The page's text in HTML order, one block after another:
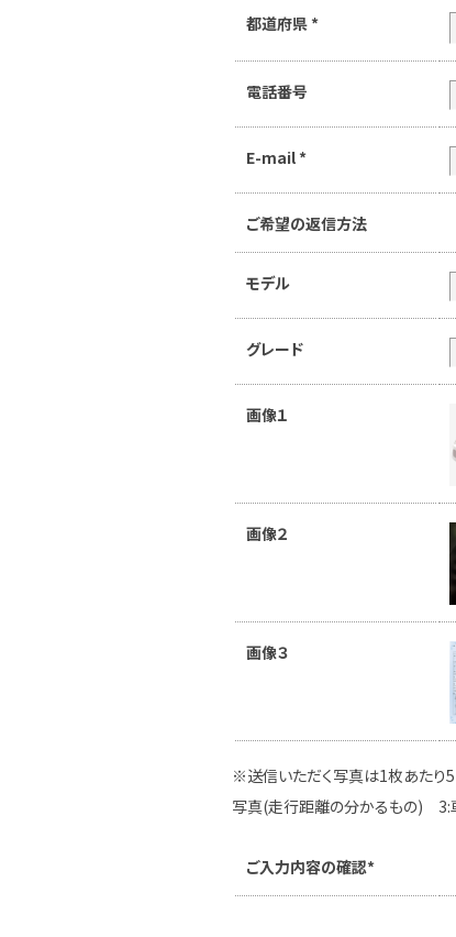
都道府県 *
電話番号
E-mail *
ご希望の返信方法
モデル
グレード
画像１
画像２
画像３
※送信いただく写真は1枚あたり
写真(走行距離の分かるもの) 3:
ご入力内容の確認*